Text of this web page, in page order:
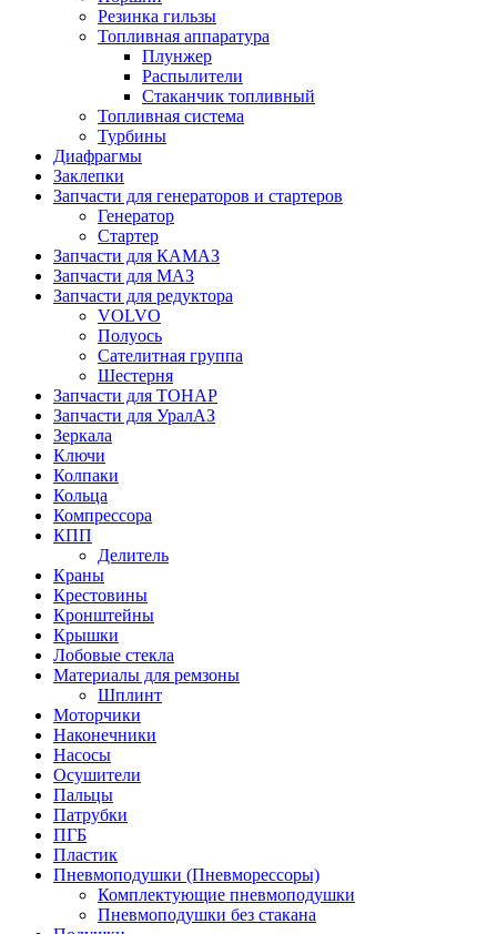
Резинка гильзы
Топливная аппаратура
Плунжер
Распылители
Стаканчик топливный
Топливная система
Турбины
Диафрагмы
Заклепки
Запчасти для генераторов и стартеров
Генератор
Стартер
Запчасти для КАМАЗ
Запчасти для МАЗ
Запчасти для редуктора
VOLVO
Полуось
Сателитная группа
Шестерня
Запчасти для ТОНАР
Запчасти для УралАЗ
Зеркала
Ключи
Колпаки
Кольца
Компрессора
КПП
Делитель
Краны
Крестовины
Кронштейны
Крышки
Лобовые стекла
Материалы для ремзоны
Шплинт
Моторчики
Наконечники
Насосы
Осушители
Пальцы
Патрубки
ПГБ
Пластик
Пневмоподушки (Пневморессоры)
Комплектующие пневмоподушки
Пневмоподушки без стакана